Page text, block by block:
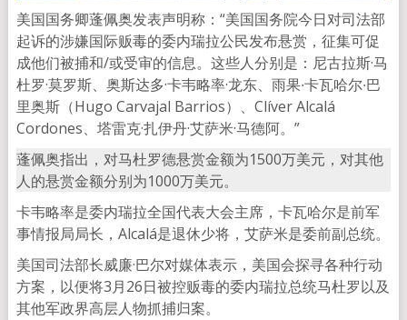
美国国务卿蓬佩奥发表声明称：“美国国务院今日对司法部
起诉的涉嫌国际贩毒的委内瑞拉公民发布悬赏，征集可促
成他们被捕和/或受审的信息。这些人分别是：尼古拉斯·马
杜罗·莫罗斯、奥斯达多·卡韦略率·龙东、雨果∙卡瓦哈尔∙巴
里奥斯（Hugo Carvajal Barrios）、Clíver Alcalá
Cordones、塔雷克·扎伊丹·艾萨米·马德阿。”
蓬佩奥指出，对马杜罗德悬赏金额为1500万美元，对其他
人的悬赏金额分别为1000万美元。
卡韦略率是委内瑞拉全国代表大会主席，卡瓦哈尔是前军
事情报局局长，Alcalá是退休少将，艾萨米是委前副总统。
美国司法部长威廉·巴尔对媒体表示，美国会探寻各种行动
方案，以便将3月26日被控贩毒的委内瑞拉总统马杜罗以及
其他军政界高层人物抓捕归案。